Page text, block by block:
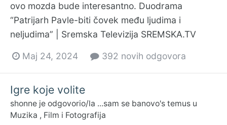
ovo mozda bude interesantno. Duodrama
“Patrijarh Pavle-biti čovek među ljudima i
neljudima” | Sremska Televizija SREMSKA.TV
Maj 24, 2024 392 novih odgovora
Igre koje volite
shonne je odgovorio/la ...sam se banovo's temus u
Muzika , Film i Fotografija